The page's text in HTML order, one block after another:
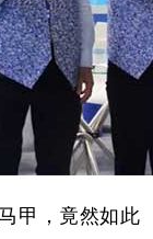
甲，竟然如此